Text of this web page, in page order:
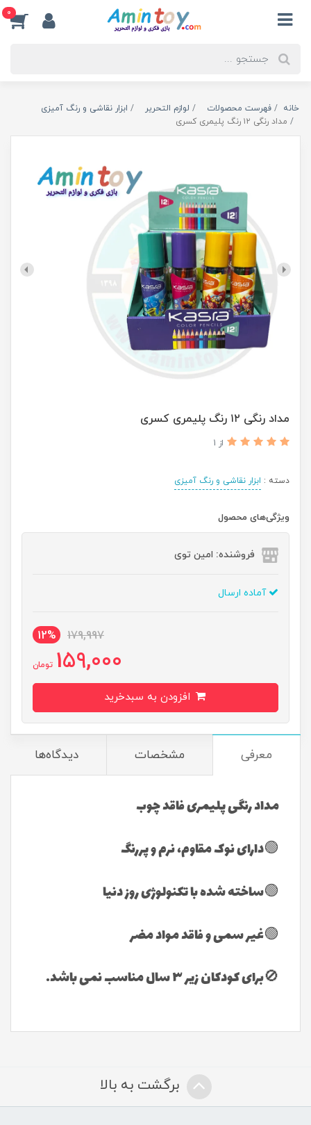
0
خانه فهرست محصولات لوازم التحریر
ابزار نقاشی و رنگ آمیزی
مداد رنگی ۱۲ رنگ پلیمری کسری
مداد رنگی ۱۲ رنگ پلیمری کسری
از 1
دسته : ابزار نقاشی و رنگ آمیزی
ویژگی‌های محصول
فروشنده: امین توی
آماده ارسال
179,997
12%
159,000 تومان
معرفی مشخصات دیدگاه‌ها
مداد رنگی پلیمری فاقد چوب
🟢دارای نوک مقاوم، نرم و پررنگ
🟢ساخته شده با تکنولوژی روز دنیا
🟢غیر سمی و فاقد مواد مضر
🚫برای کودکان زیر ٣ سال مناسب نمی باشد.
برگشت به بالا